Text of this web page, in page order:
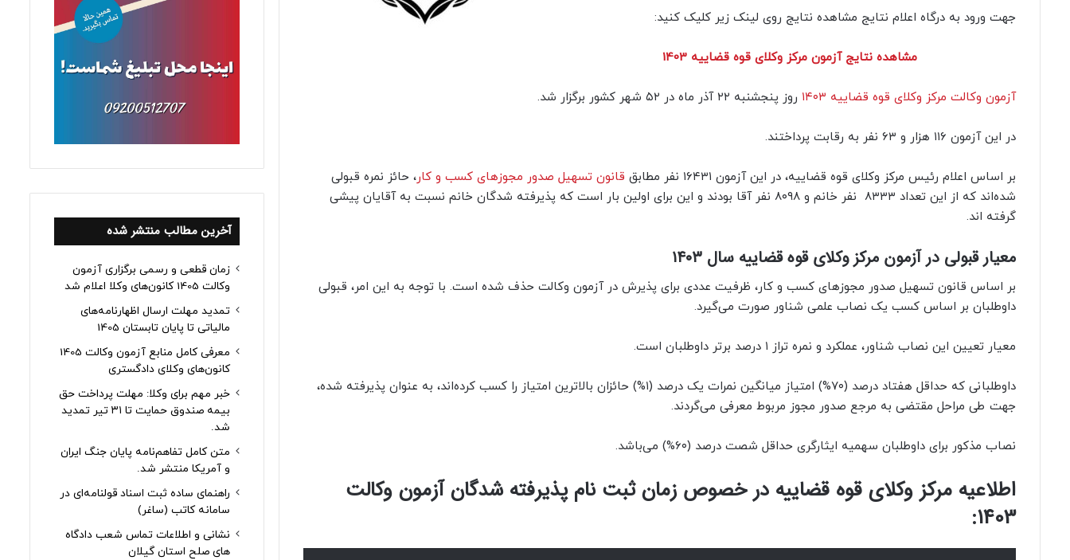
جهت ورود به درگاه اعلام نتایج مشاهده نتایج روی لینک زیر کلیک کنید:
مشاهده نتایج آزمون مرکز وکلای قوه قضاییه 1403
آزمون وکالت مرکز وکلای قوه قضاییه ۱۴۰۳ روز پنجشنبه ۲۲ آذر ماه در ۵۲ شهر کشور برگزار شد.
در این آزمون ۱۱۶ هزار و ۶۳ نفر به رقابت پرداختند.
بر اساس اعلام رئیس مرکز وکلای قوه قضاییه، در این آزمون ۱۶۴۳۱ نفر مطابق قانون تسهیل صدور مجوزهای کسب و کار، حائز نمره قبولی
شده‌اند که از این تعداد ۸۳۳۳ نفر خانم و ۸۰۹۸ نفر آقا بودند و این برای اولین بار است که پذیرفته شدگان خانم نسبت به آقایان پیشی
گرفته اند.
معیار قبولی در آزمون مرکز وکلای قوه قضاییه سال ۱۴۰۳
بر اساس قانون تسهیل صدور مجوزهای کسب و کار، ظرفیت عددی برای پذیرش در آزمون وکالت حذف شده است. با توجه به این امر، قبولی
داوطلبان بر اساس کسب یک نصاب علمی شناور صورت می‌گیرد.
معیار تعیین این نصاب شناور، عملکرد و نمره تراز ۱ درصد برتر داوطلبان است.
داوطلبانی که حداقل هفتاد درصد (۷۰%) امتیاز میانگین نمرات یک درصد (۱%) حائزان بالاترین امتیاز را کسب کرده‌اند، به عنوان پذیرفته شده،
جهت طی مراحل مقتضی به مرجع صدور مجوز مربوط معرفی می‌گردند.
نصاب مذکور برای داوطلبان سهمیه ایثارگری حداقل شصت درصد (۶۰%) می‌باشد.
اطلاعیه مرکز وکلای قوه قضاییه در خصوص زمان ثبت نام پذیرفته شدگان آزمون وکالت
1403:
آخرین مطالب منتشر شده
زمان قطعی و رسمی برگزاری آزمون
وکالت 1405 کانون‌های وکلا اعلام شد
تمدید مهلت ارسال اظهارنامه‌های
مالیاتی تا پایان تابستان 1405
معرفی کامل منابع آزمون وکالت 1405
کانون‌های وکلای دادگستری
خبر مهم برای وکلا: مهلت پرداخت حق
بیمه صندوق حمایت تا ۳۱ تیر تمدید
شد.
متن کامل تفاهم‌نامه پایان جنگ ایران
و آمریکا منتشر شد.
راهنمای ساده ثبت اسناد قولنامه‌ای در
سامانه کاتب (ساغر)
نشانی و اطلاعات تماس شعب دادگاه
های صلح استان گیلان